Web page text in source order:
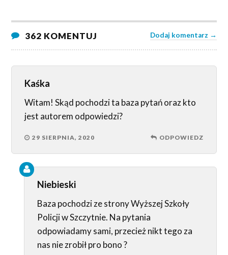
362 KOMENTUJ Dodaj komentarz →
Kaśka
Witam! Skąd pochodzi ta baza pytań oraz kto
jest autorem odpowiedzi?
29 SIERPNIA, 2020 ODPOWIEDZ
Niebieski
Baza pochodzi ze strony Wyższej Szkoły
Policji w Szczytnie. Na pytania
odpowiadamy sami, przecież nikt tego za
nas nie zrobił pro bono ?